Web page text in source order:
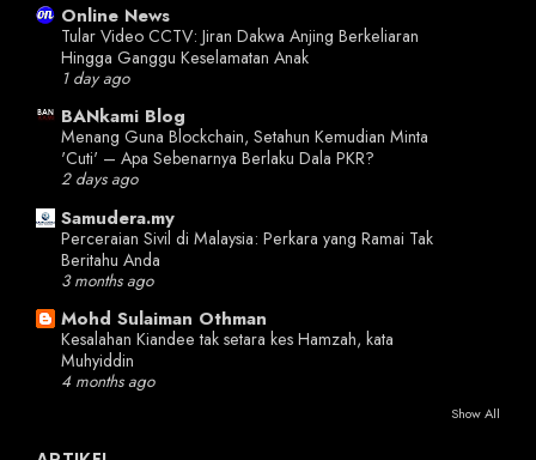
Online News
Tular Video CCTV: Jiran Dakwa Anjing Berkeliaran
Hingga Ganggu Keselamatan Anak
1 day ago
BANkami Blog
Menang Guna Blockchain, Setahun Kemudian Minta
'Cuti' – Apa Sebenarnya Berlaku Dala PKR?
2 days ago
Samudera.my
Perceraian Sivil di Malaysia: Perkara yang Ramai Tak
Beritahu Anda
3 months ago
Mohd Sulaiman Othman
Kesalahan Kiandee tak setara kes Hamzah, kata
Muhyiddin
4 months ago
Show All